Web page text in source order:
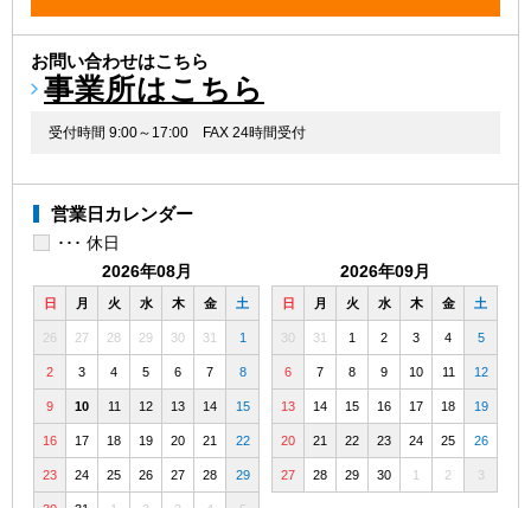
お問い合わせはこちら
事業所はこちら
受付時間 9:00～17:00 FAX 24時間受付
営業日カレンダー
･･･ 休日
2026年08月
日 月 火 水 木 金 土
26 27 28 29 30 31 1
2 3 4 5 6 7 8
9 10 11 12 13 14 15
16 17 18 19 20 21 22
23 24 25 26 27 28 29
2026年09月
日 月 火 水 木 金 土
30 31 1 2 3 4 5
6 7 8 9 10 11 12
13 14 15 16 17 18 19
20 21 22 23 24 25 26
27 28 29 30 1 2 3